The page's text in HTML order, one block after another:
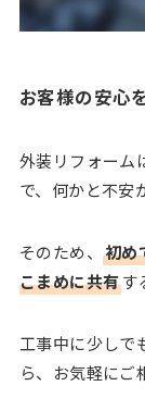
お客様の安心
外装リフォーム
で、何かと不安
そのため、 初め
こまめに共有す
工事中に少しで
ら、お気軽にご